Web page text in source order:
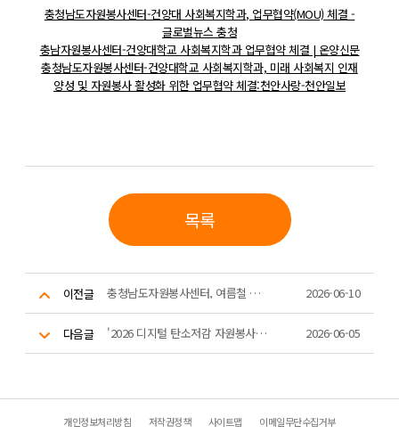
충청남도자원봉사센터-건양대 사회복지학과, 업무협약(MOU) 체결 -
글로벌뉴스 충청
충남자원봉사센터-건양대학교 사회복지학과 업무협약 체결 | 온양신문
충청남도자원봉사센터-건양대학교 사회복지학과, 미래 사회복지 인재
양성 및 자원봉사 활성화 위한 업무협약 체결:천안사랑-천안일보
목록
이전글 충청남도자원봉사센터, 여름철 재난 대비 ‘통합자원봉사지원단 간담회‘ 개최 2026-06-10
다음글 '2026 디지털 탄소저감 자원봉사 그린웨일 교육' 본격 추진 2026-06-05
개인정보처리방침 저작권정책 사이트맵 이메일무단수집거부